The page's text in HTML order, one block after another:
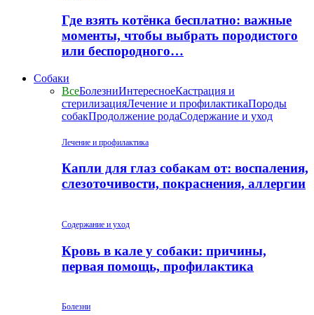
Где взять котёнка бесплатно: важные
моменты, чтобы выбрать породистого
или беспородного…
Собаки
ВсеБолезниИнтересноеКастрация и
стерилизацияЛечение и профилактикаПороды
собакПродолжение родаСодержание и уход
Лечение и профилактика
Капли для глаз собакам от: воспаления,
слезоточивости, покраснения, аллергии
Содержание и уход
Кровь в кале у собаки: причины,
первая помощь, профилактика
Болезни